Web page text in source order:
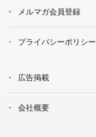
メルマガ会員登録
プライバシーポリシー
広告掲載
会社概要